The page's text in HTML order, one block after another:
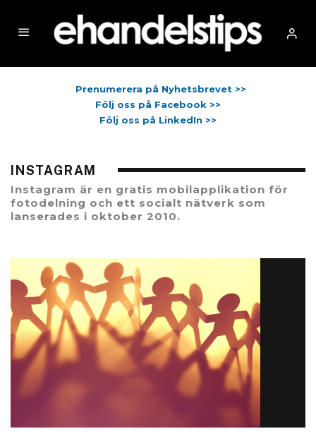
Prenumerera på Nyhetsbrevet >>
Följ oss på Facebook >>
Följ oss på LinkedIn >>
INSTAGRAM
Instagram är en gratis mobilapplikation för
fotodelning och ett socialt nätverk som
lanserades i oktober 2010.